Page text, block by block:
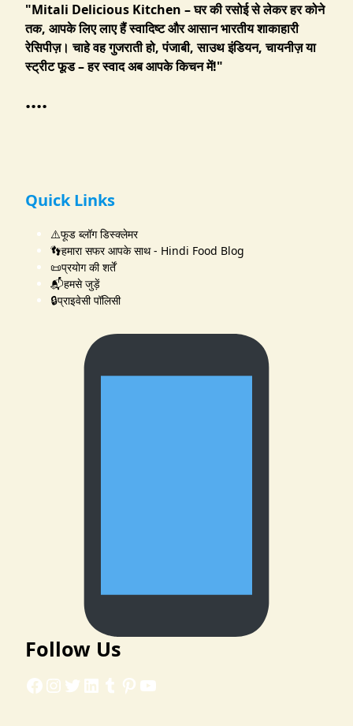
"Mitali Delicious Kitchen – घर की रसोई से लेकर हर कोने
तक, आपके लिए लाए हैं स्वादिष्ट और आसान भारतीय शाकाहारी
रेसिपीज़। चाहे वह गुजराती हो, पंजाबी, साउथ इंडियन, चायनीज़ या
स्ट्रीट फूड – हर स्वाद अब आपके किचन में!"
....
Quick Links
⚠️फूड ब्लॉग डिस्क्लेमर
👣हमारा सफर आपके साथ - Hindi Food Blog
📜प्रयोग की शर्तें
📬हमसे जुड़ें
🔒प्राइवेसी पॉलिसी
Follow Us
Facebook
Instagram
Twitter
LinkedIn
Tumblr
Pinterest
YouTube